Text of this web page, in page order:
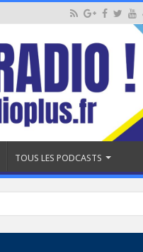
TOUS LES PODCASTS